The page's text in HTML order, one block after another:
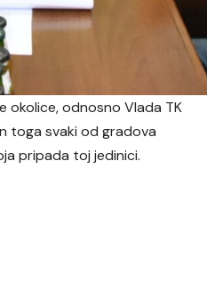
okolice, odnosno Vlada TK
toga svaki od gradova
pripada toj jedinici.